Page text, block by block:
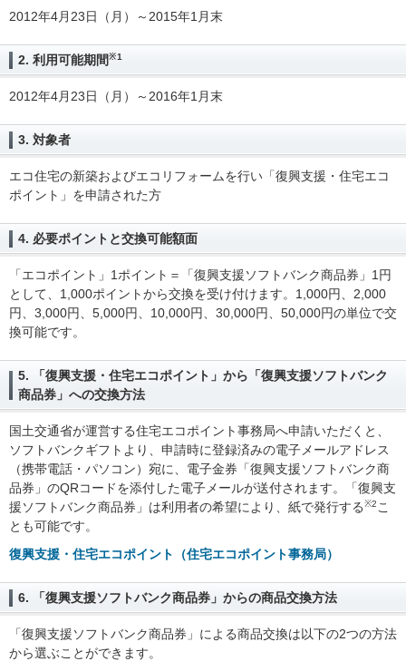
2012年4月23日（月）～2015年1月末
2. 利用可能期間※1
2012年4月23日（月）～2016年1月末
3. 対象者
エコ住宅の新築およびエコリフォームを行い「復興支援・住宅エコ
ポイント」を申請された方
4. 必要ポイントと交換可能額面
「エコポイント」1ポイント＝「復興支援ソフトバンク商品券」1円
として、1,000ポイントから交換を受け付けます。1,000円、2,000
円、3,000円、5,000円、10,000円、30,000円、50,000円の単位で交
換可能です。
5. 「復興支援・住宅エコポイント」から「復興支援ソフトバンク
商品券」への交換方法
国土交通省が運営する住宅エコポイント事務局へ申請いただくと、
ソフトバンクギフトより、申請時に登録済みの電子メールアドレス
（携帯電話・パソコン）宛に、電子金券「復興支援ソフトバンク商
品券」のQRコードを添付した電子メールが送付されます。「復興支
援ソフトバンク商品券」は利用者の希望により、紙で発行する※2 こ
とも可能です。
復興支援・住宅エコポイント（住宅エコポイント事務局）
6. 「復興支援ソフトバンク商品券」からの商品交換方法
「復興支援ソフトバンク商品券」による商品交換は以下の2つの方法
から選ぶことができます。